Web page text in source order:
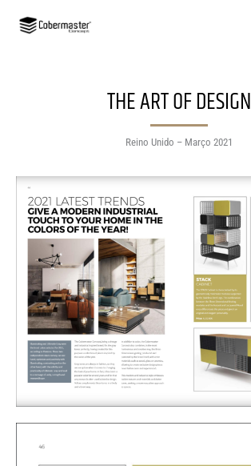
THE ART OF DESIGN
Reino Unido – Março 2021